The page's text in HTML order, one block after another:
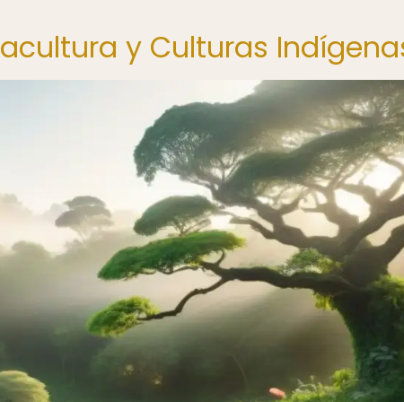
y Culturas